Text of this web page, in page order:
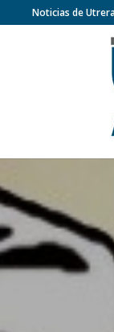
Noticias de